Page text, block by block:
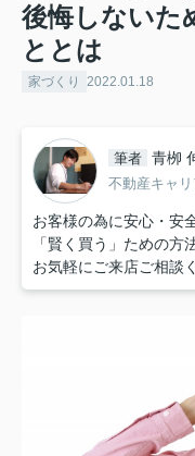
後悔しないた
ととは
家づくり 2022.01.18
筆者 青栁
不動産キャ
お客様の為に安心・安
「賢く買う」ための方
お気軽にご来店ご相談